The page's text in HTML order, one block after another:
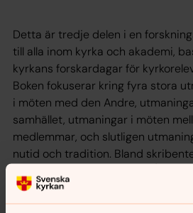
Detta är tredje delen i en
till alla inom kyrka och akademi,
kyrkans forskardagar för
Boken fokuserar kring fyra stora
i möten med den Andre,
samhället, utmaningar i möten
medlemmar, och slutligen
nutid och tradition. Bland
Svartvik, Kristin Zeiler, Kjell-Åke
Jan-Olof Aggedal, Kerstin Wimmer,
Elisabeth Gerle m fl.